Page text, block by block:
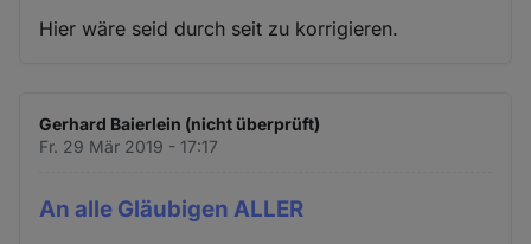
Hier wäre seid durch seit zu korrigieren.
Gerhard Baierlein (nicht überprüft)
Fr. 29 Mär 2019 - 17:17
An alle Gläubigen ALLER